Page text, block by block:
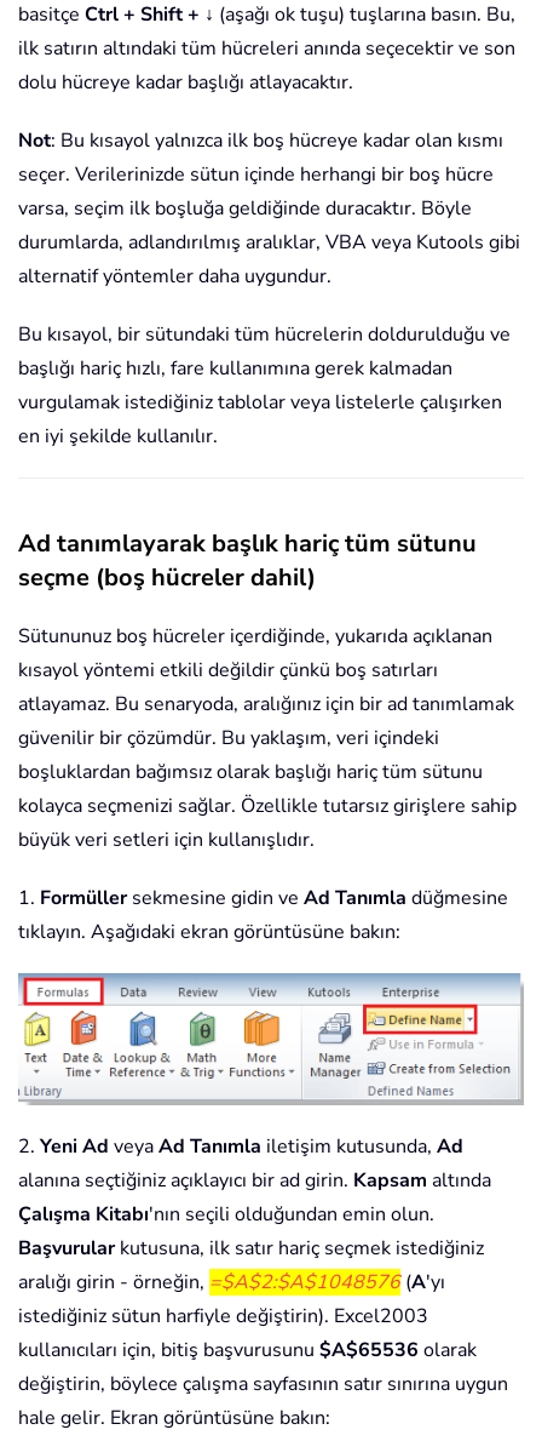
basitçe Ctrl + Shift + ↓ (aşağı ok tuşu) tuşlarına basın. Bu,
ilk satırın altındaki tüm hücreleri anında seçecektir ve son
dolu hücreye kadar başlığı atlayacaktır.
Not: Bu kısayol yalnızca ilk boş hücreye kadar olan kısmı
seçer. Verilerinizde sütun içinde herhangi bir boş hücre
varsa, seçim ilk boşluğa geldiğinde duracaktır. Böyle
durumlarda, adlandırılmış aralıklar, VBA veya Kutools gibi
alternatif yöntemler daha uygundur.
Bu kısayol, bir sütundaki tüm hücrelerin doldurulduğu ve
başlığı hariç hızlı, fare kullanımına gerek kalmadan
vurgulamak istediğiniz tablolar veya listelerle çalışırken
en iyi şekilde kullanılır.
Ad tanımlayarak başlık hariç tüm sütunu
seçme (boş hücreler dahil)
Sütununuz boş hücreler içerdiğinde, yukarıda açıklanan
kısayol yöntemi etkili değildir çünkü boş satırları
atlayamaz. Bu senaryoda, aralığınız için bir ad tanımlamak
güvenilir bir çözümdür. Bu yaklaşım, veri içindeki
boşluklardan bağımsız olarak başlığı hariç tüm sütunu
kolayca seçmenizi sağlar. Özellikle tutarsız girişlere sahip
büyük veri setleri için kullanışlıdır.
1. Formüllersekmesine gidin ve Ad Tanımla düğmesine
tıklayın. Aşağıdaki ekran görüntüsüne bakın:
2. Yeni Ad veyaAd Tanımla iletişim kutusunda, Ad
alanına seçtiğiniz açıklayıcı bir ad girin. Kapsam altında
Çalışma Kitabı'nın seçili olduğundan emin olun.
Başvurularkutusuna, ilk satır hariç seçmek istediğiniz
aralığı girin - örneğin, =$A$2:$A$1048576(A'yı
istediğiniz sütun harfiyle değiştirin). Excel2003
kullanıcıları için, bitiş başvurusunu $A$65536 olarak
değiştirin, böylece çalışma sayfasının satır sınırına uygun
hale gelir. Ekran görüntüsüne bakın: